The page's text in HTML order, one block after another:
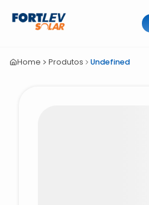
Home Produtos Undefined